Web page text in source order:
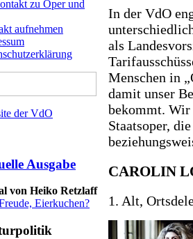
von Heiko Retzlaff
Eierkuchen?
In der VdO
als
Menschen in
damit unser
bekommt. Wir
Staatsoper,
CAROLIN
1. Alt,